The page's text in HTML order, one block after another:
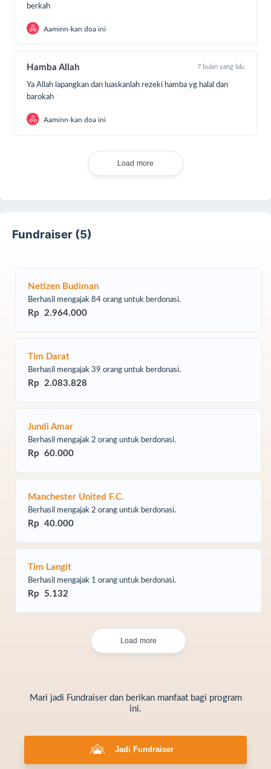
‘Barangsiapa menunjukkan suatu kebaikan, maka ia
mendapatkan pahala seperti pahala orang yang
melakukannya.”
(HR. Muslim)
Insyaallah ajakan yang telah kita lakukan akan
berbuah ganjaran berlipat ganda. Terima kasih kami
ucapkan. Doa dan dukungan#SahabatHebatLaju
sangatlah berarti.
berkah
Aaminn-kan doa ini
Hamba Allah 7 bulan yang lalu
Ya Allah lapangkan dan luaskanlah rezeki hamba yg halal dan
barokah
Aaminn-kan doa ini
Load more
Fundraiser (5)
Netizen Budiman
Berhasil mengajak 84 orang untuk berdonasi.
Rp 2.964.000
Tim Darat
Berhasil mengajak 39 orang untuk berdonasi.
Rp 2.083.828
Jundi Amar
Berhasil mengajak 2 orang untuk berdonasi.
Rp 60.000
Manchester United F.C.
Berhasil mengajak 2 orang untuk berdonasi.
Rp 40.000
Tim Langit
Berhasil mengajak 1 orang untuk berdonasi.
Rp 5.132
Load more
Mari jadi Fundraiser dan berikan manfaat bagi program
ini.
Jadi Fundraiser